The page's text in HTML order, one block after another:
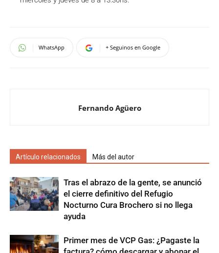
WhatsApp + Seguinos en Google
Fernando Agüero
Artículo relacionados Más del autor
Tras el abrazo de la gente, se anunció
el cierre definitivo del Refugio
Nocturno Cura Brochero si no llega
ayuda
Primer mes de VCP Gas: ¿Pagaste la